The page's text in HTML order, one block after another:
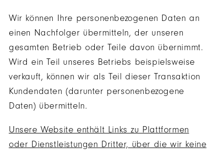
Wir können Ihre personenbezogenen Daten an
einen Nachfolger übermitteln, der unseren
gesamten Betrieb oder Teile davon übernimmt.
Wird ein Teil unseres Betriebs beispielsweise
verkauft, können wir als Teil dieser Transaktion
Kundendaten (darunter personenbezogene
Daten) übermitteln.
Unsere Website enthält Links zu Plattformen
oder Dienstleistungen Dritter, über die wir keine